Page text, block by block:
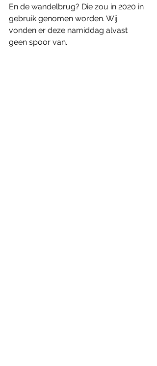
En de wandelbrug? Die zou in 2020 in
gebruik genomen worden. Wij
vonden er deze namiddag alvast
geen spoor van.